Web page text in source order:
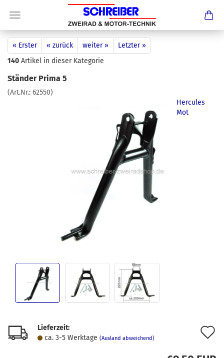
« Erster « zurück weiter »
Letzter »
140 Artikel in dieser Kategorie
Ständer Prima 5
(Art.Nr.: 62550)
Hercules
Mot
Lieferzeit:
ca. 3-5 Werktage (Ausland abweichend)